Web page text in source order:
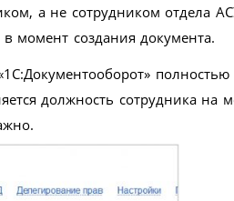
а не сотрудником отдела
момент создания документа.
должность сотрудника на